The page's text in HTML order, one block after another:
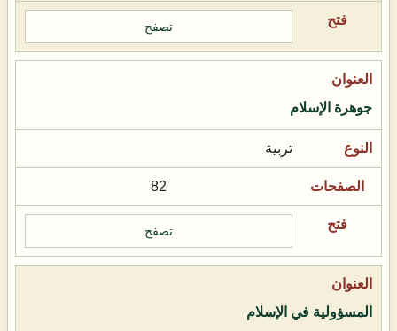
تصفح
جوهرة الإسلام
تربية
82
تصفح
المسؤولية في الإسلام